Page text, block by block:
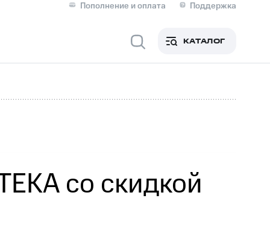
Пополнение и оплата
Поддержка
Личные кабинеты
Мобильная связь
в МТС со своим
МТС
КАТАЛОГ
со скидкой